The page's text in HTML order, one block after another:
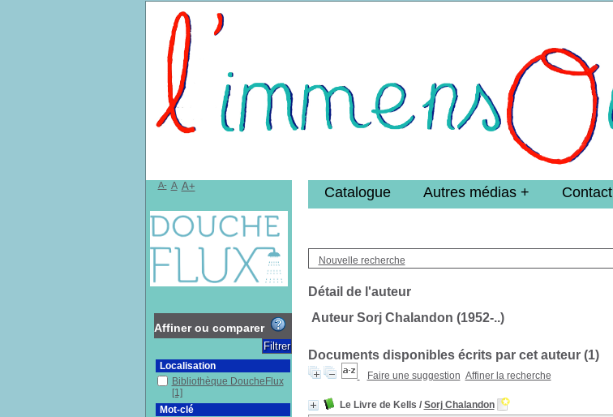
Nouvelle recherche
Détail de l'auteur
Auteur Sorj Chalandon (1952-..)
Documents disponibles écrits par cet auteur (1)
Faire une suggestion Affiner la recherche
Le Livre de Kells / Sorj Chalandon
Catalogue Autres médias Contact
A- A A+
Affiner ou comparer
Localisation
Bibliothèque DoucheFlux
[1]
Mot-clé